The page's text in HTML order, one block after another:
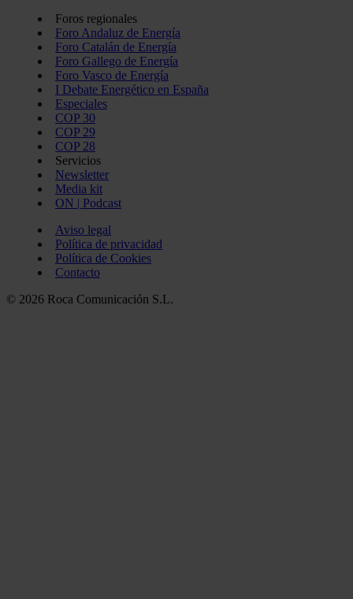
Foros regionales
Foro Andaluz de Energía
Foro Catalán de Energía
Foro Gallego de Energía
Foro Vasco de Energía
I Debate Energético en España
Especiales
COP 30
COP 29
COP 28
Servicios
Newsletter
Media kit
ON | Podcast
Aviso legal
Política de privacidad
Política de Cookies
Contacto
© 2026 Roca Comunicación S.L.